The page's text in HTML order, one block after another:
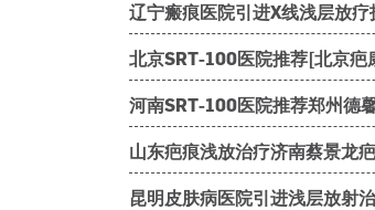
辽宁瘢痕医院引进X线浅层放疗
北京SRT-100医院推荐[北京疤
河南SRT-100医院推荐郑州德
山东疤痕浅放治疗济南蔡景龙
昆明皮肤病医院引进浅层放射